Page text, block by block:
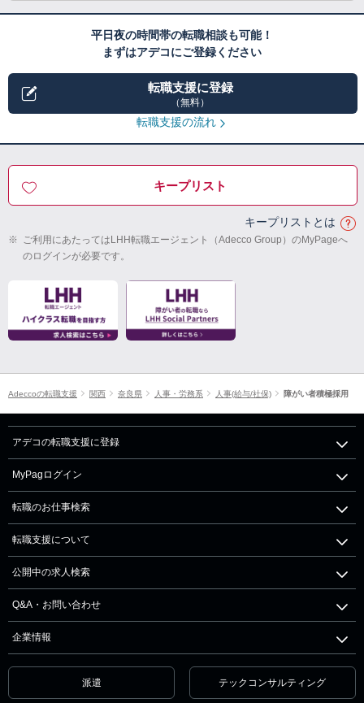
平日夜の時間帯の転職相談も可能！
まずはアデコにご登録ください
転職支援に登録
（無料）
転職支援の流れ
キープリスト
キープリストとは
※ ご利用にあたってはLHH転職エージェント（Adecco Group）のMyPageへ
のログインが必要です。
Adeccoの転職支援 関西 奈良県 人事・労務系 人事(給与/社保) 障がい者積極採用
アデコの転職支援に登録
MyPagログイン
転職のお仕事検索
転職支援について
公開中の求人検索
Q&A・お問い合わせ
企業情報
派遣 テックコンサルティング